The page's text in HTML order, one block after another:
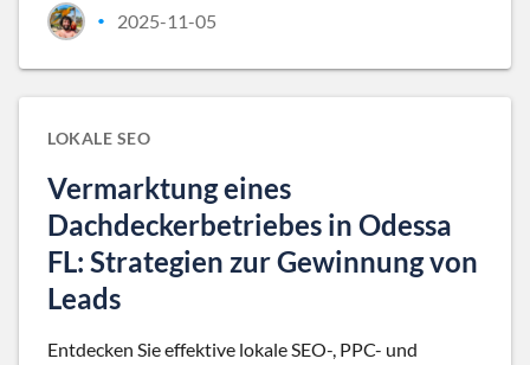
• 2025-11-05
LOKALE SEO
Vermarktung eines
Dachdeckerbetriebes in Odessa
FL: Strategien zur Gewinnung von
Leads
Entdecken Sie effektive lokale SEO-, PPC- und